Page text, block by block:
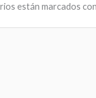
están marcados con